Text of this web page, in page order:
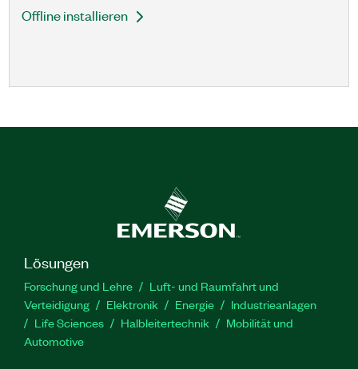
Offline installieren
Lösungen
Forschung und Lehre
Luft- und Raumfahrt und
Verteidigung
Elektronik Energie
Industrieanlagen
Life Sciences
Halbleitertechnik
Mobilität und
Automotive